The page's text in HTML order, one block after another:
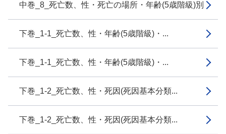
中巻_8_死亡数、性・死亡の場所・年齢(5歳階級)別
下巻_1-1_死亡数、性・年齢(5歳階級)・...
下巻_1-1_死亡数、性・年齢(5歳階級)・...
下巻_1-2_死亡数、性・死因(死因基本分類...
下巻_1-2_死亡数、性・死因(死因基本分類...